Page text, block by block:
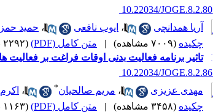
‎ 10.22034/JOGE.8.2.80
آریا همدانچی
، ایوب نافعی ، حمید
چکیده (۷۰۰۹ مشاهده) | متن کامل (PDF)
(۲۲۹۲ دریافت)
تاثیر برنامه فعالیت بدنی اوقات فراغت بر
‎ 10.22034/JOGE.8.2.86
مهدی عزیزی
، مریم صالحیان* ،
چکیده (۳۴۵۸ مشاهده) | متن کامل (PDF)
(۱۱۶۳ دریافت)